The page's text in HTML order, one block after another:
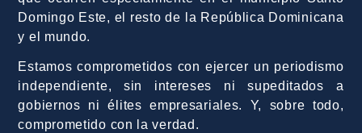
Domingo Este, el resto de la República Dominicana
y el mundo.
Estamos comprometidos con ejercer un periodismo
independiente, sin intereses ni supeditados a
gobiernos ni élites empresariales. Y, sobre todo,
comprometido con la verdad.